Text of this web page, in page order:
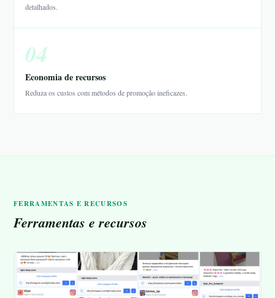
detalhados.
04
Economia de recursos
Reduza os custos com métodos de promoção ineficazes.
FERRAMENTAS E RECURSOS
Ferramentas e recursos